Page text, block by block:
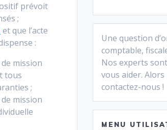
prévoit
;
et que l’acte
:
mission
tous
;
mission
Une question
comptable,
Nos experts
vous aider. Alors
contactez-nous !
MENU